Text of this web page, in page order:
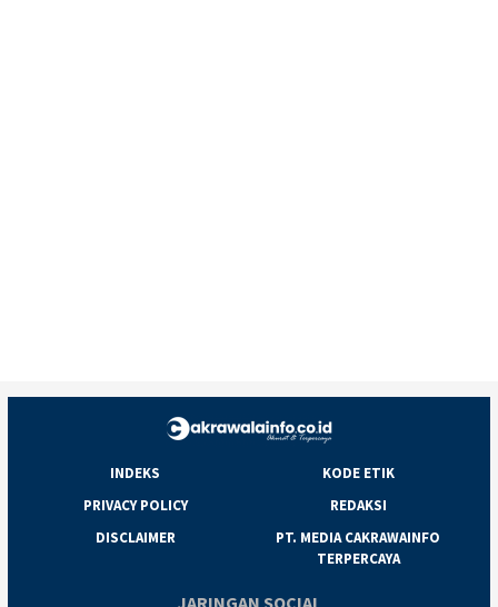
INDEKS
KODE ETIK
PRIVACY POLICY
REDAKSI
DISCLAIMER
PT. MEDIA CAKRAWAINFO
TERPERCAYA
JARINGAN SOCIAL